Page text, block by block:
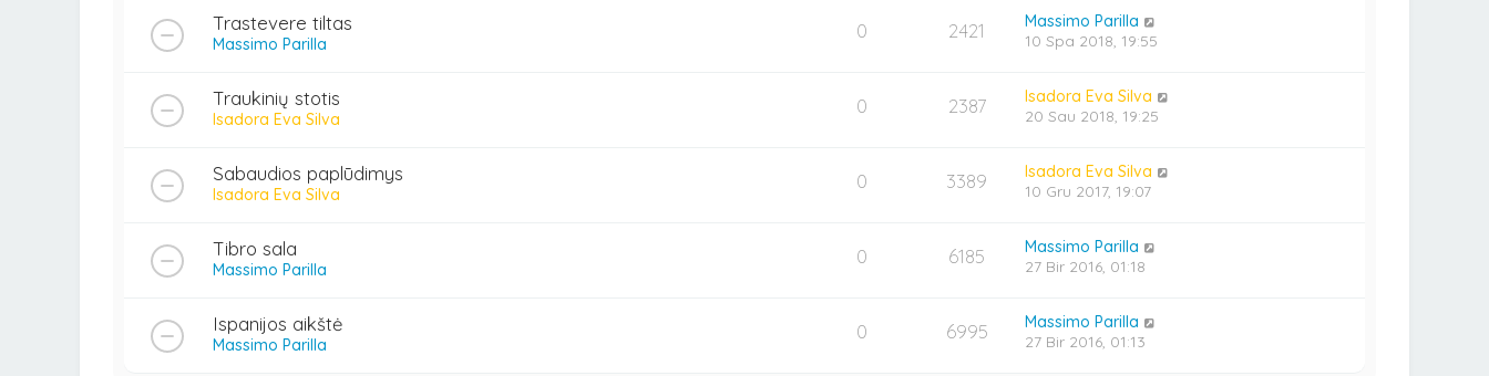
Trastevere tiltas
Massimo Parilla
0 2421
Massimo Parilla
10 Spa 2018, 19:55
Traukinių stotis
Isadora Eva Silva
0 2387
Isadora Eva Silva
20 Sau 2018, 19:25
Sabaudios paplūdimys
Isadora Eva Silva
0 3389
Isadora Eva Silva
10 Gru 2017, 19:07
Tibro sala
Massimo Parilla
0 6185
Massimo Parilla
27 Bir 2016, 01:18
Ispanijos aikštė
Massimo Parilla
0 6995
Massimo Parilla
27 Bir 2016, 01:13